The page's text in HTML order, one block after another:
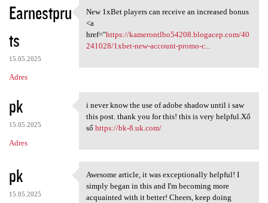
Earnestpru
ts
15.05.2025
Adres
New 1xBet players can receive
New 1xBet players can receive an increased bonus
<a
href="https://kamerontlbo54208.blogacep.com/40
241028/1xbet-new-account-promo-c...
pk
15.05.2025
Adres
i never know the use of adobe
i never know the use of adobe shadow until i saw
this post. thank you for this! this is very helpful.Xổ
số https://bk-8.uk.com/
pk
15.05.2025
Awesome article, it was
Awesome article, it was exceptionally helpful! I
simply began in this and I'm becoming more
acquainted with it better! Cheers, keep doing